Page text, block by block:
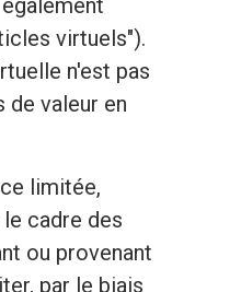
virtuels").
n'est pas
de valeur en
limitée,
cadre des
ou provenant
par le biais